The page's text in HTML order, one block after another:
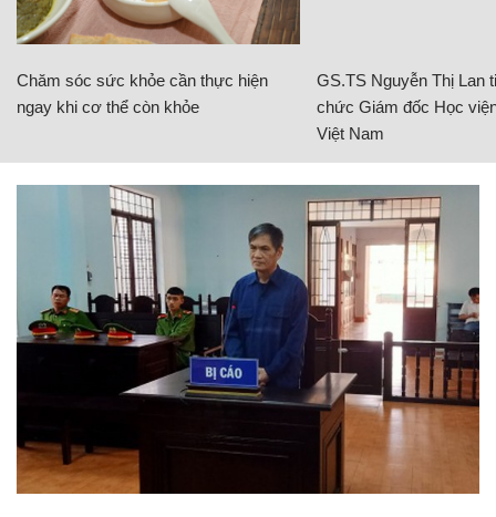
Chăm sóc sức khỏe cần thực hiện
ngay khi cơ thể còn khỏe
GS.TS Nguyễn Thị Lan
chức Giám đốc Học
Việt Nam